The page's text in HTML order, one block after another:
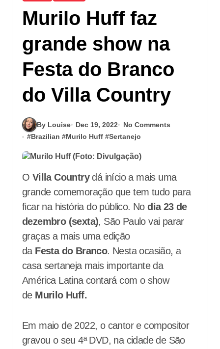
Murilo Huff faz
grande show na
Festa do Branco
do Villa Country
By Louise Dec 19, 2022
No Comments
#Brazilian #Murilo Huff #Sertanejo
O Villa Countrydá início a mais uma
grande comemoração que tem tudo para
ficar na história do público. Nodia 23 de
dezembro (sexta), São Paulo vai parar
graças a mais uma edição
da Festa do Branco. Nesta ocasião, a
casa sertaneja mais importante da
América Latina contará com o show
deMurilo Huff.
Em maio de 2022, o cantor e compositor
gravou o seu 4ª DVD, na cidade de São